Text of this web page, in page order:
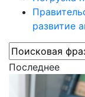
развитие
Последнее